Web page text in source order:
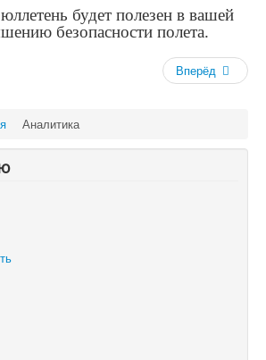
будет полезен в вашей
безопасности полета.
Вперёд
Аналитика